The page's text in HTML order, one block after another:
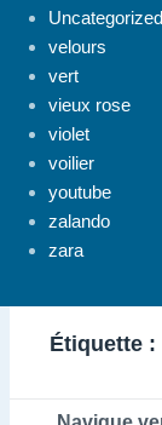
Uncategorized
velours
vert
vieux rose
violet
voilier
youtube
zalando
zara
Étiquette :